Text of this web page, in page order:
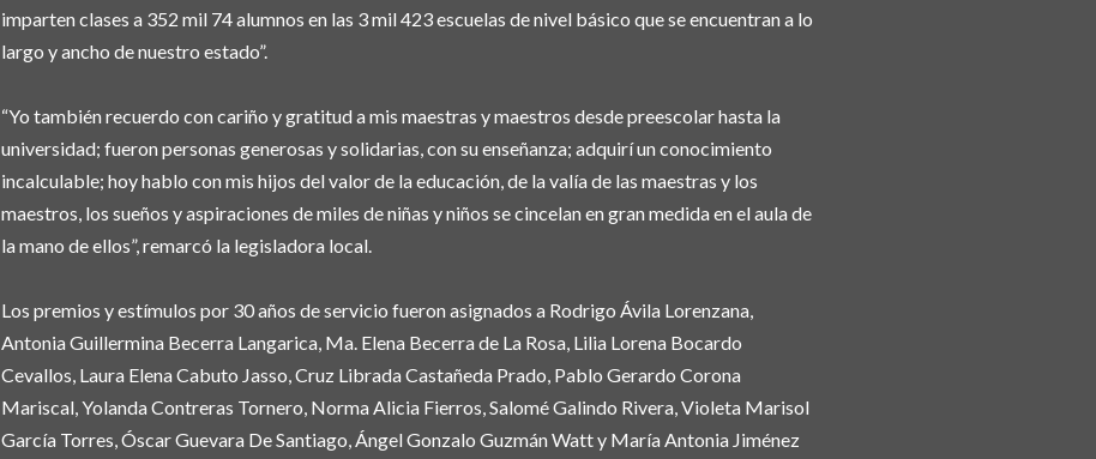
imparten clases a 352 mil 74 alumnos en las 3 mil 423 escuelas de nivel básico que se encuentran a lo
largo y ancho de nuestro estado”.
“Yo también recuerdo con cariño y gratitud a mis maestras y maestros desde preescolar hasta la
universidad; fueron personas generosas y solidarias, con su enseñanza; adquirí un conocimiento
incalculable; hoy hablo con mis hijos del valor de la educación, de la valía de las maestras y los
maestros, los sueños y aspiraciones de miles de niñas y niños se cincelan en gran medida en el aula de
la mano de ellos”, remarcó la legisladora local.
Los premios y estímulos por 30 años de servicio fueron asignados a Rodrigo Ávila Lorenzana,
Antonia Guillermina Becerra Langarica, Ma. Elena Becerra de La Rosa, Lilia Lorena Bocardo
Cevallos, Laura Elena Cabuto Jasso, Cruz Librada Castañeda Prado, Pablo Gerardo Corona
Mariscal, Yolanda Contreras Tornero, Norma Alicia Fierros, Salomé Galindo Rivera, Violeta Marisol
García Torres, Óscar Guevara De Santiago, Ángel Gonzalo Guzmán Watt y María Antonia Jiménez